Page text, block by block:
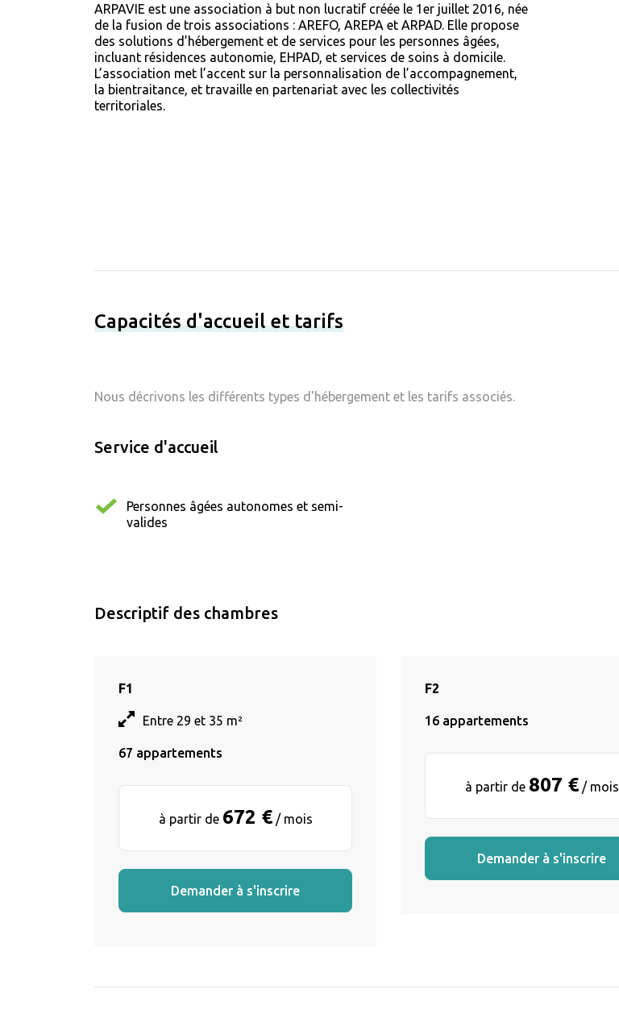
ARPAVIE est une association à but non lucratif créée le 1er juillet 2016, née
de la fusion de trois associations : AREFO, AREPA et ARPAD. Elle propose
des solutions d’hébergement et de services pour les personnes âgées,
incluant résidences autonomie, EHPAD, et services de soins à domicile.
L’association met l’accent sur la personnalisation de l’accompagnement,
la bientraitance, et travaille en partenariat avec les collectivités
territoriales.
Capacités d'accueil et tarifs
Nous décrivons les différents types d'hébergement et les tarifs associés.
Service d'accueil
Personnes âgées autonomes et semi-
valides
Descriptif des chambres
F1
Entre 29 et 35 m²
67 appartements
à partir de 672 €/ mois
Demander à s'inscrire
F2
16 appartements
à partir de 807 €/ mois
Demander à s'inscrire